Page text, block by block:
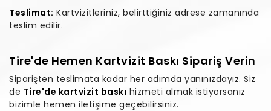
Teslimat: Kartvizitleriniz, belirttiğiniz adrese zamanında
teslim edilir.
Tire'de Hemen Kartvizit Baskı Sipariş Verin
Siparişten teslimata kadar her adımda yanınızdayız. Siz
de Tire'de kartvizit baskı hizmeti almak istiyorsanız
bizimle hemen iletişime geçebilirsiniz.